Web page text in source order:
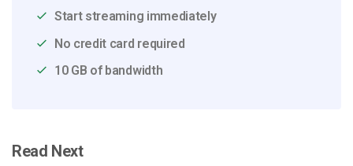
Start streaming immediately
No credit card required
10 GB of bandwidth
Read Next